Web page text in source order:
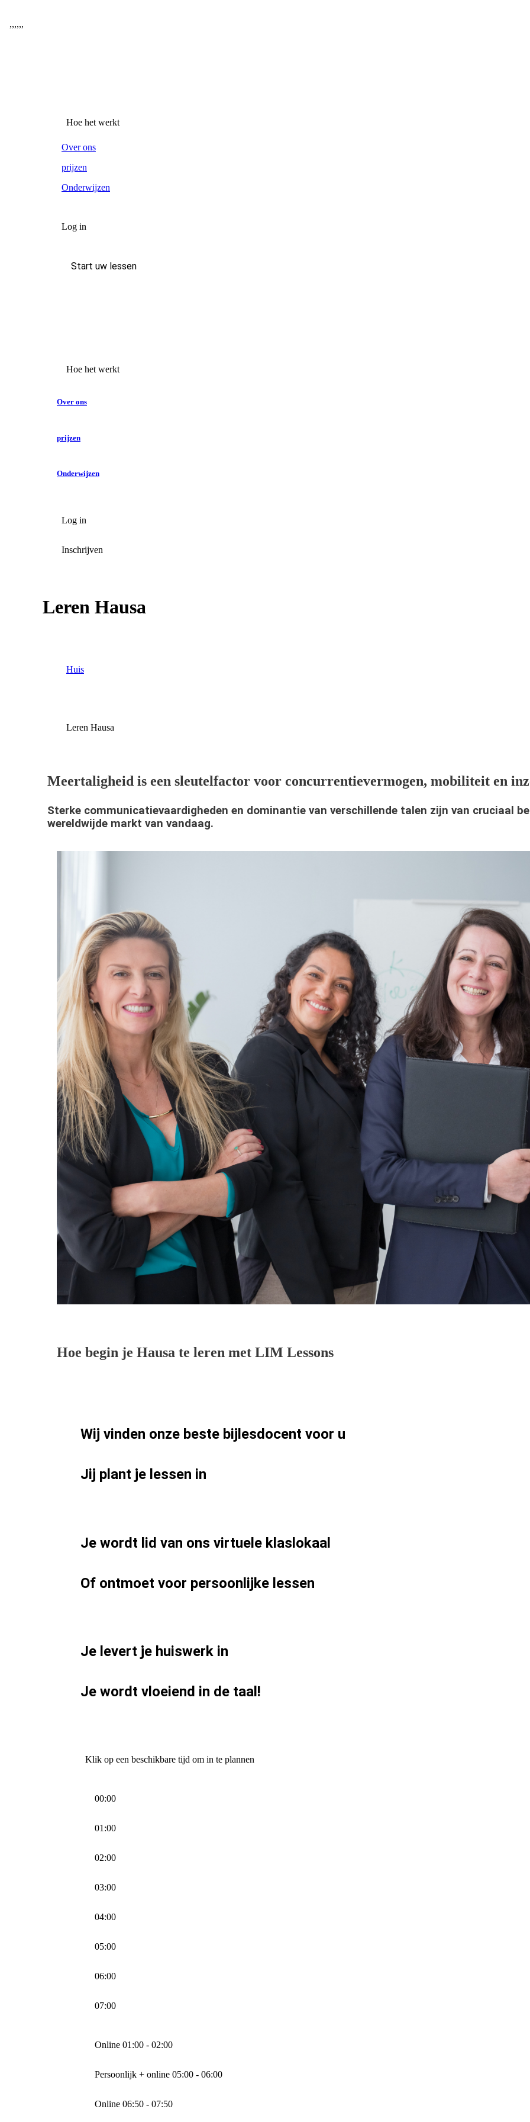
,,,,,,
Hoe het werkt
Over ons
prijzen
Onderwijzen
Log in
Start uw lessen
Hoe het werkt
Over ons
prijzen
Onderwijzen
Log in
Inschrijven
Leren Hausa
Huis
Leren Hausa
Meertaligheid is een sleutelfactor voor concurrentievermogen, mobiliteit en
Sterke communicatievaardigheden en dominantie van verschillende talen zijn van cruciaal
wereldwijde markt van vandaag.
Hoe begin je Hausa te leren met LIM Lessons
Wij vinden onze beste bijlesdocent voor u
Jij plant je lessen in
Je wordt lid van ons virtuele klaslokaal
Of ontmoet voor persoonlijke lessen
Je levert je huiswerk in
Je wordt vloeiend in de taal!
Klik op een beschikbare tijd om in te plannen
00:00
01:00
02:00
03:00
04:00
05:00
06:00
07:00
Online 01:00 - 02:00
Persoonlijk + online 05:00 - 06:00
Online 06:50 - 07:50